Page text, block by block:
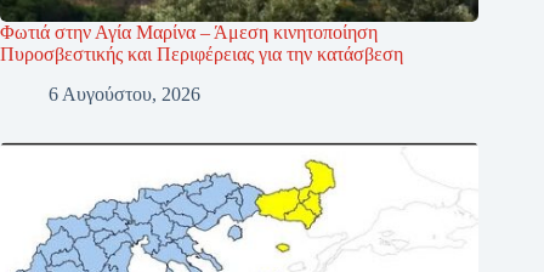
Φωτιά στην Αγία Μαρίνα – Άμεση κινητοποίηση
Πυροσβεστικής και Περιφέρειας για την κατάσβεση
6 Αυγούστου, 2026